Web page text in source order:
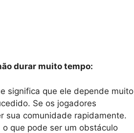
durar muito tempo:
significa que ele depende muito
Se os jogadores
sua comunidade rapidamente.
que pode ser um obstáculo